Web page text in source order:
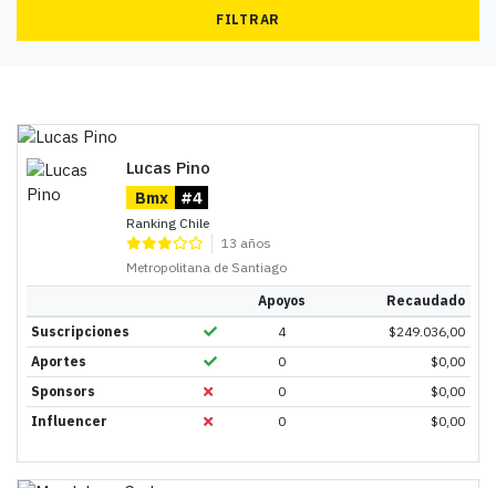
FILTRAR
Lucas Pino
Bmx #4
Ranking Chile
13 años
Metropolitana de Santiago
Apoyos
Recaudado
Suscripciones
4 $249.036,00
Aportes
0 $0,00
Sponsors
0 $0,00
Influencer
0 $0,00